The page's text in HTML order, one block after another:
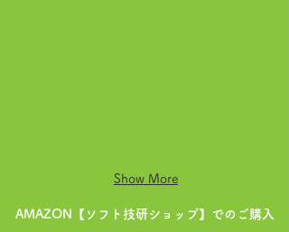
Show More
AMAZON【ソフト技研ショップ】でのご購入